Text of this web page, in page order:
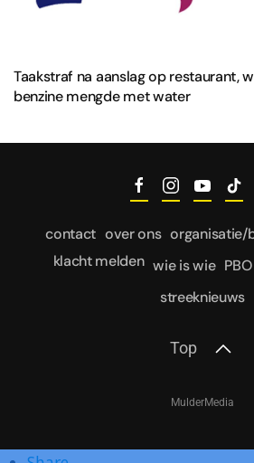
Taakstraf na aanslag op restaurant,
benzine mengde met water
contact over ons organisatie/
klacht melden wie is wie PBO
streeknieuws
Top
MulderMedia